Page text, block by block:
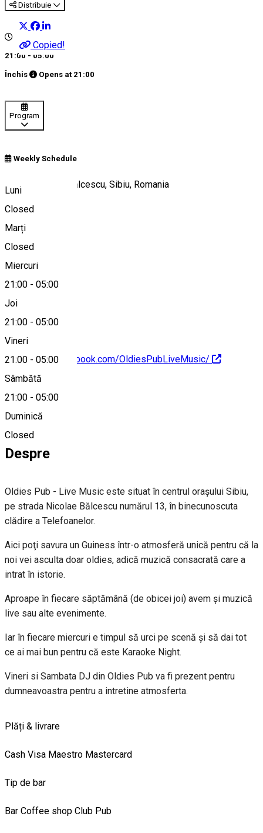
Distribuie
Copied!
21:00 - 05:00
Închis Opens at 21:00
Program
Weekly Schedule
Luni
Closed
Marți
Closed
Miercuri
21:00 - 05:00
Joi
21:00 - 05:00
Vineri
21:00 - 05:00
Sâmbătă
21:00 - 05:00
Duminică
Closed
Strada Nicolae Bălcescu, Sibiu, Romania
Hartă
https://www.facebook.com/OldiesPubLiveMusic/
0722 632 223
Despre
Oldies Pub - Live Music este situat în centrul orașului Sibiu,
pe strada Nicolae Bălcescu numărul 13, în binecunoscuta
clădire a Telefoanelor.
Aici poţi savura un Guiness într-o atmosferă unică pentru că la
noi vei asculta doar oldies, adică muzică consacrată care a
intrat în istorie.
Aproape în fiecare săptămână (de obicei joi) avem şi muzică
live sau alte evenimente.
Iar în fiecare miercuri e timpul să urci pe scenă şi să dai tot
ce ai mai bun pentru că este Karaoke Night.
Vineri si Sambata DJ din Oldies Pub va fi prezent pentru
dumneavoastra pentru a intretine atmosferta.
Plăți & livrare
Cash Visa Maestro Mastercard
Tip de bar
Bar Coffee shop Club Pub